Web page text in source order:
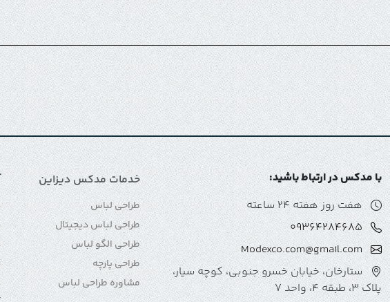
با مدکس در ارتباط باشید:
هفت روز هفته 24 ساعته
09364284685
Modexco.com@gmail.com
ستارخان، خیابان خسرو جنوبی، کوچه سیار،
پلاک 3، طبقه 4، واحد 7
خدمات مدکس دیزاین
طراحی لباس
طراحی لباس دیجیتال
طراحی الگو لباس
طراحی پارچه
مشاوره طراحی لباس